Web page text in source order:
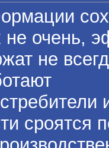
не очень,
не
сроятся